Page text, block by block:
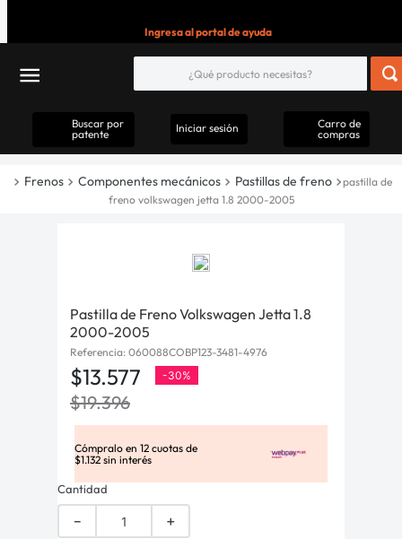
Ingresa al portal de ayuda
Buscar por
patente
Iniciar sesión
Carro de
compras
Frenos Componentes mecánicos Pastillas de freno
pastilla de
freno volkswagen jetta 1.8 2000-2005
Pastilla de Freno Volkswagen Jetta 1.8
2000-2005
Referencia: 060088COBP123-3481-4976
$13.577 -30%
$19.396
Cómpralo en 12 cuotas de
$1.132 sin interés
Cantidad
＋
－